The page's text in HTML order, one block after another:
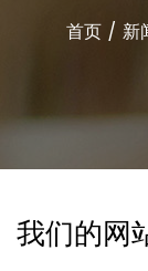
首页/ 新
我们的网